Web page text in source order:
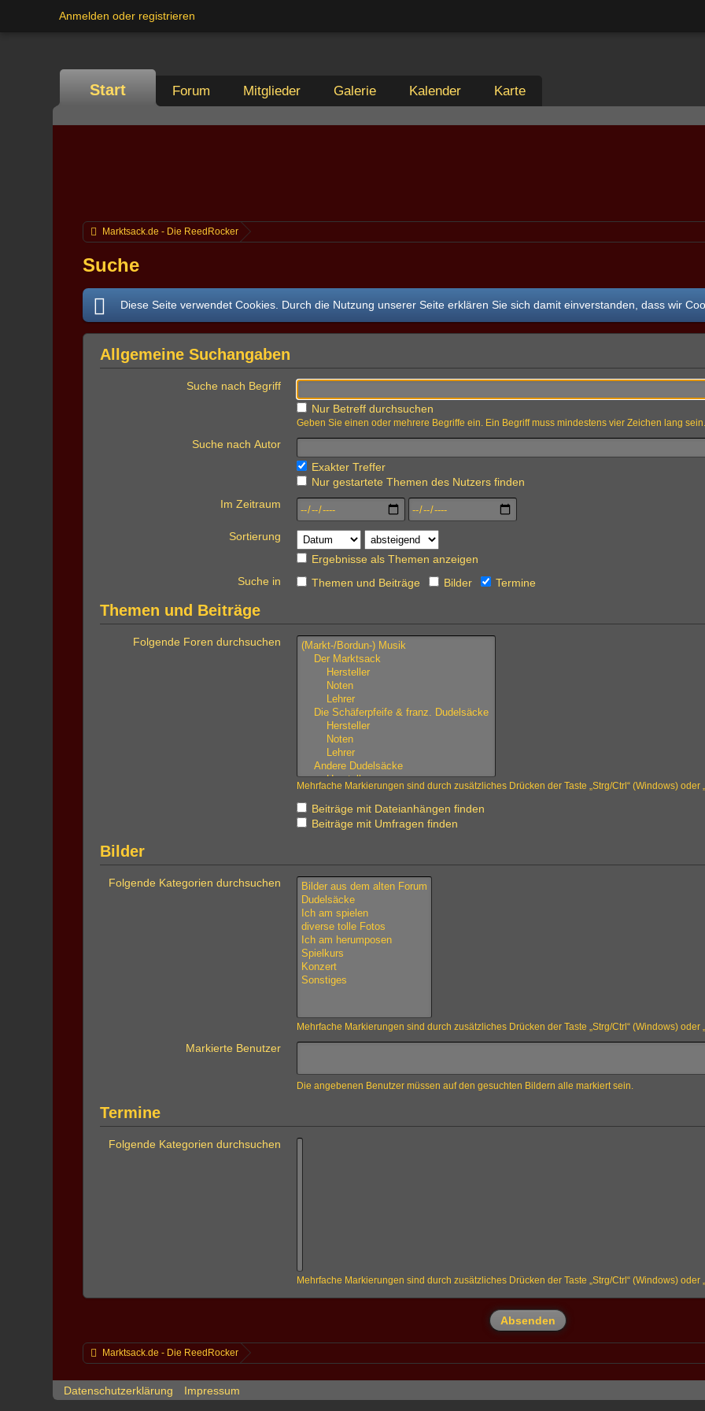
Anmelden oder registrieren
Start Forum Mitglieder Galerie Kalender Karte
Marktsack.de - Die ReedRocker
Suche
Diese Seite verwendet Cookies. Durch die Nutzung unserer Seite erklären Sie sich damit einverstanden, dass wir
Allgemeine Suchangaben
Suche nach Begriff
Nur Betreff durchsuchen
Geben Sie einen oder mehrere Begriffe ein. Ein Begriff muss mindestens vier Zeichen lang
Suche nach Autor
Exakter Treffer
Nur gestartete Themen des Nutzers finden
Im Zeitraum
Sortierung
Ergebnisse als Themen anzeigen
Suche in
Themen und Beiträge Bilder Termine
Themen und Beiträge
Folgende Foren durchsuchen
Mehrfache Markierungen sind durch zusätzliches Drücken der Taste „Strg/Ctrl“ (Windows) oder
Beiträge mit Dateianhängen finden
Beiträge mit Umfragen finden
Bilder
Folgende Kategorien durchsuchen
Mehrfache Markierungen sind durch zusätzliches Drücken der Taste „Strg/Ctrl“ (Windows) oder
Markierte Benutzer
Die angebenen Benutzer müssen auf den gesuchten Bildern alle markiert sein.
Termine
Folgende Kategorien durchsuchen
Mehrfache Markierungen sind durch zusätzliches Drücken der Taste „Strg/Ctrl“ (Windows) oder
Marktsack.de - Die ReedRocker
Datenschutzerklärung Impressum